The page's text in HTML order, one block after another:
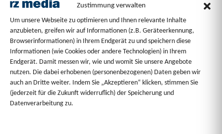
Zustimmung verwalten
Um unsere Webseite zu optimieren und Ihnen relevante Inhalte
anzubieten, greifen wir auf Informationen (z.B. Geräteerkennung,
Browserinformationen) in Ihrem Endgerät zu und speichern diese
Informationen (wie Cookies oder andere Technologien) in Ihrem
Endgerät. Damit messen wir, wie und womit Sie unsere Angebote
nutzen. Die dabei erhobenen (personenbezogenen) Daten geben wir
auch an Dritte weiter. Indem Sie „Akzeptieren“ klicken, stimmen Sie
(jederzeit für die Zukunft widerruflich) der Speicherung und
Datenverarbeitung zu.